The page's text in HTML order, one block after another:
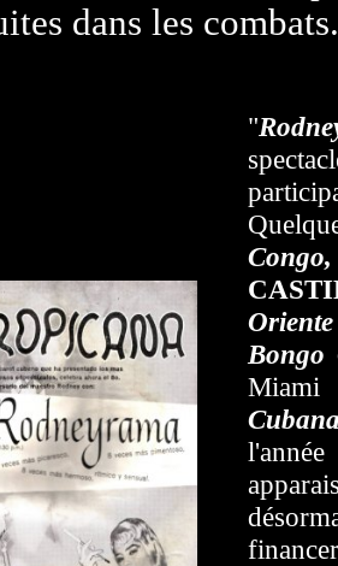
dans les combats.
"
Oriente
Bongo
Miami